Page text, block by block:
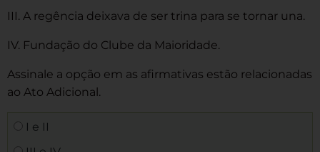
III. A regência deixava de ser trina para se tornar una.
IV. Fundação do Clube da Maioridade.
Assinale a opção em as afirmativas estão relacionadas
ao Ato Adicional.
I e II